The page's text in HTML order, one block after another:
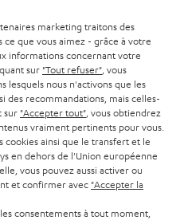
marketing traitons des
que vous aimez - grâce à votre
informations concernant votre
sur "Tout refuser" , vous
lesquels nous n'activons que les
des recommandations, mais celles-
sur "Accepter tout" , vous obtiendrez
vraiment pertinents pour vous.
cookies ainsi que le transfert et le
en dehors de l'Union européenne
vous pouvez aussi activer ou
et confirmer avec "Accepter la
consentements à tout moment,